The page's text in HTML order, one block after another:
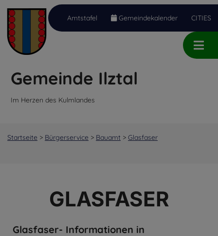
Inhalt
(Accesskey
1)
Hauptmenü
(Accesskey
2)
Quicklinks
(Accesskey
3)
Gemeinde Ilztal
Im Herzen des Kulmlandes
Amtstafel Gemeindekalender CITIES
Startseite > Bürgerservice > Bauamt > Glasfaser
GLASFASER
Glasfaser- Informationen in